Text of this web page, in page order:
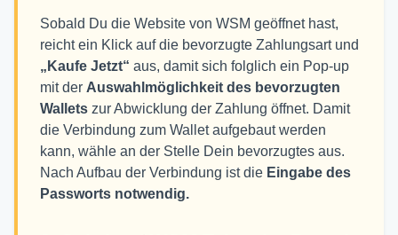
Sobald Du die Website von WSM geöffnet hast,
reicht ein Klick auf die bevorzugte Zahlungsart und
„Kaufe Jetzt“ aus, damit sich folglich ein Pop-up
mit der Auswahlmöglichkeit des bevorzugten
Wallets zur Abwicklung der Zahlung öffnet. Damit
die Verbindung zum Wallet aufgebaut werden
kann, wähle an der Stelle Dein bevorzugtes aus.
Nach Aufbau der Verbindung ist die Eingabe des
Passworts notwendig.